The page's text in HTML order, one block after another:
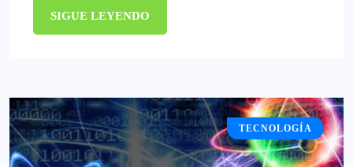
SIGUE LEYENDO
TECNOLOGÍA